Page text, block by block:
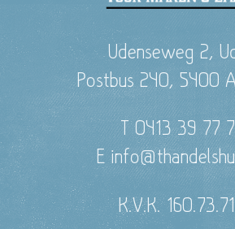
Udenseweg 2,
Postbus 240, 5400
T 0413 39 77
E
K.V.K.